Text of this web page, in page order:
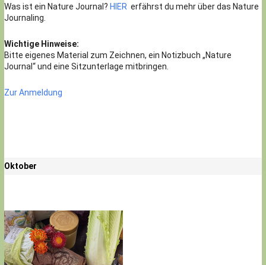
Was ist ein Nature Journal? HIER erfährst du mehr über das Nature
Journaling.
Wichtige Hinweise:
Bitte eigenes Material zum Zeichnen, ein Notizbuch „Nature
Journal“ und eine Sitzunterlage mitbringen.
Zur Anmeldung
Oktober